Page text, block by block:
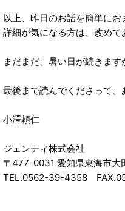
以上、昨日のお話を簡単にお
詳細が気になる方は、改めて
まだまだ、暑い日が続きます
最後まで読んでくださって、
小澤頼仁
ジェンティ株式会社
〒477-0031 愛知県東海市大
TEL.0562-39-4358